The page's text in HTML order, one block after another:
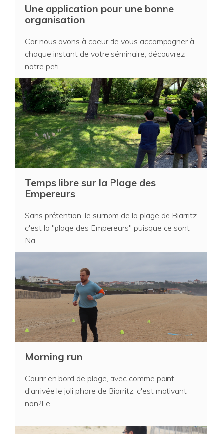
Une application pour une bonne
organisation
Car nous avons à coeur de vous accompagner à
chaque instant de votre séminaire, découvrez
notre peti...
Temps libre sur la Plage des
Empereurs
Sans prétention, le surnom de la plage de Biarritz
c'est la "plage des Empereurs" puisque ce sont
Na...
Morning run
Courir en bord de plage, avec comme point
d'arrivée le joli phare de Biarritz, c'est motivant
non?Le...